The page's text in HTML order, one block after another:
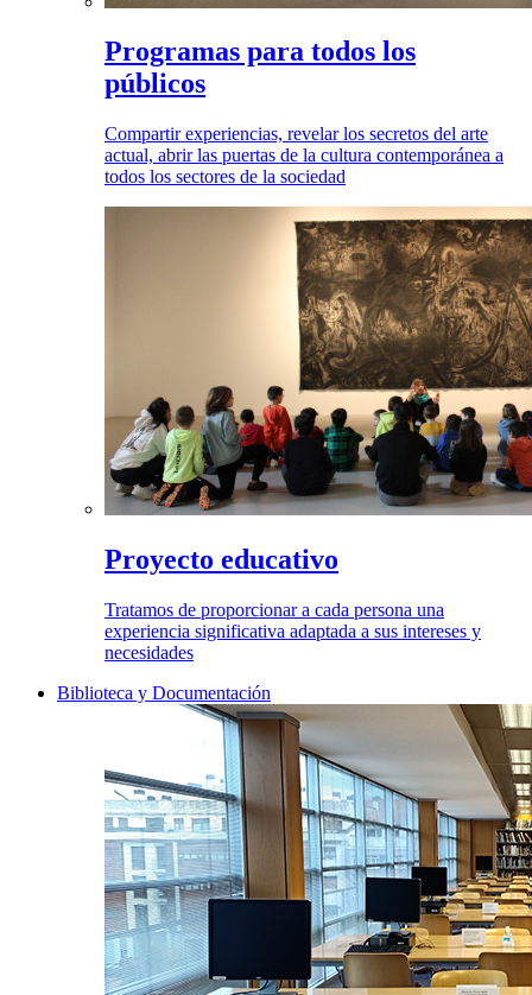
Programas para todos los
públicos
Compartir experiencias, revelar los secretos del arte
actual, abrir las puertas de la cultura contemporánea a
todos los sectores de la sociedad
Proyecto educativo
Tratamos de proporcionar a cada persona una
experiencia significativa adaptada a sus intereses y
necesidades
Biblioteca y Documentación